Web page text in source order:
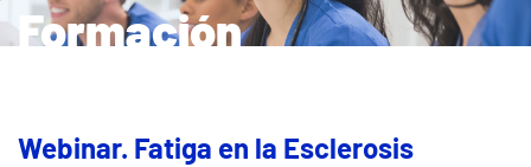
Formación
Webinar. Fatiga en la Esclerosis